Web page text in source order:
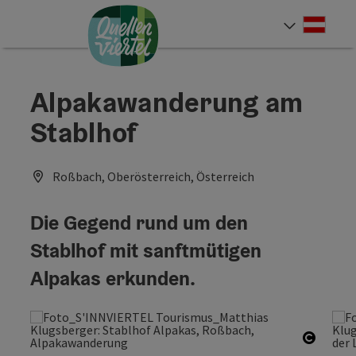
Zum InhaltAccesskey
[0]
Zur Navigation Accesskey
[1]
Zum Seitenanfang Accesskey
[2]
Alpakawanderung am
Stablhof
Roßbach, Oberösterreich, Österreich
Die Gegend rund um den
Stablhof mit sanftmütigen
Alpakas erkunden.